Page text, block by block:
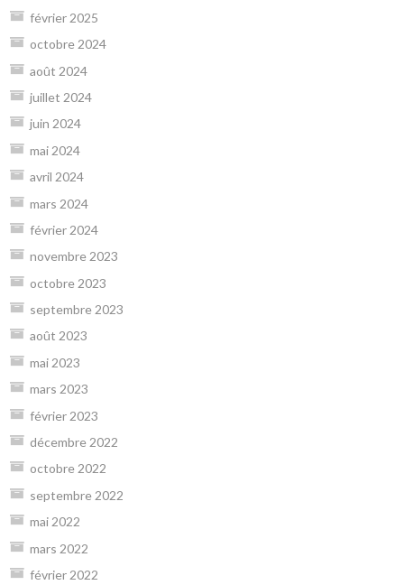
février 2025
octobre 2024
août 2024
juillet 2024
juin 2024
mai 2024
avril 2024
mars 2024
février 2024
novembre 2023
octobre 2023
septembre 2023
août 2023
mai 2023
mars 2023
février 2023
décembre 2022
octobre 2022
septembre 2022
mai 2022
mars 2022
février 2022